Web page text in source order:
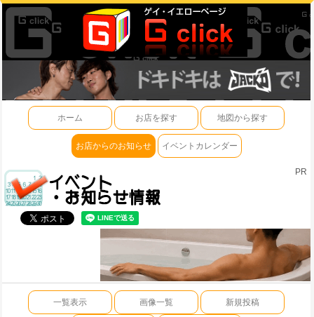
ホーム お店を探す 地図から探す
お店からのお知らせ イベントカレンダー
PR
一覧表示 画像一覧 新規投稿